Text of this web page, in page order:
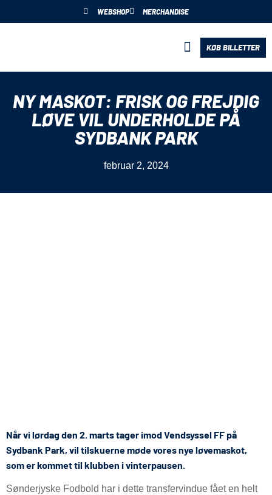
WEBSHOP MERCHANDISE
KØB BILLETTER
NY MASKOT: FRISK OG FREJDIG
LØVE VIL UNDERHOLDE PÅ
SYDBANK PARK
februar 2, 2024
Når vi lørdag den 2. marts tager imod Vendsyssel FF på
Sydbank Park, vil tilskuerne møde vores nye løvemaskot,
som er kommet til klubben i vinterpausen.
Sønderjyske Fodbold har i dette transfervindue fået en helt